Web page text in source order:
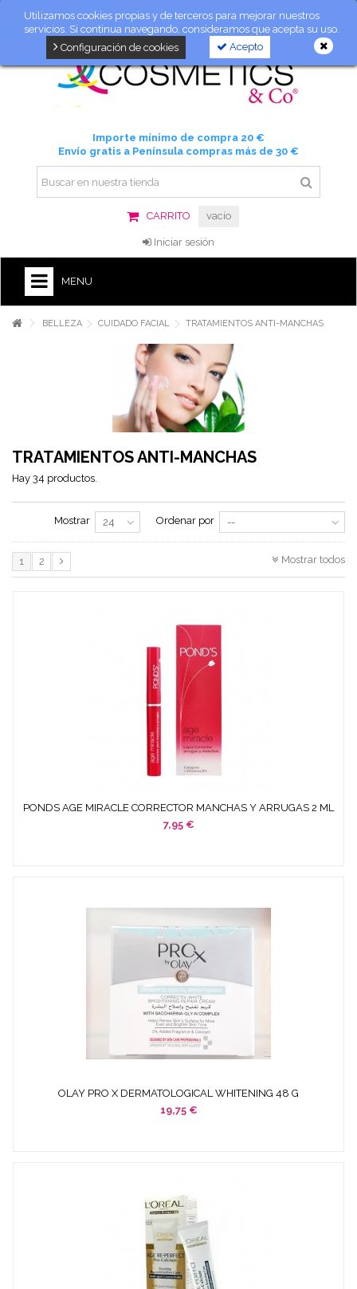
Utilizamos cookies propias y de terceros para mejorar nuestros
servicios. Si continua navegando, consideramos que acepta su uso.
Acepto
Configuración de cookies
Importe mínimo de compra 20 €
Envío gratis a Península compras más de 30 €
CARRITO vacío
Iniciar sesión
MENU
BELLEZA CUIDADO FACIAL TRATAMIENTOS ANTI-MANCHAS
TRATAMIENTOS ANTI-MANCHAS
Hay 34 productos.
Ordenar por --
Mostrar 24
Mostrar todos
1 2
PONDS AGE MIRACLE CORRECTOR MANCHAS Y ARRUGAS 2 ML
7,95 €
OLAY PRO X DERMATOLOGICAL WHITENING 48 G
19,75 €